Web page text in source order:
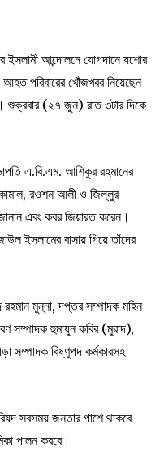
ইসলামী আন্দোলনে যোগদানে যশোর
আহত পরিবারের খোঁজখবর নিয়েছেন
শুক্রবার (২৭ জুন) রাত ৩টার দিকে
এ.বি.এম. আশিকুর রহমানের
রওশন আলী ও জিল্লুর
জানান এবং কবর জিয়ারত করেন।
ইসলামের বাসায় গিয়ে তাঁদের
মুন্না, দপ্তর সম্পাদক মহিন
সম্পাদক হুমায়ুন কবির (মুরাদ),
সম্পাদক বিষ্ণুপদ কর্মকারসহ
সবসময় জনতার পাশে থাকবে
পালন করবে।